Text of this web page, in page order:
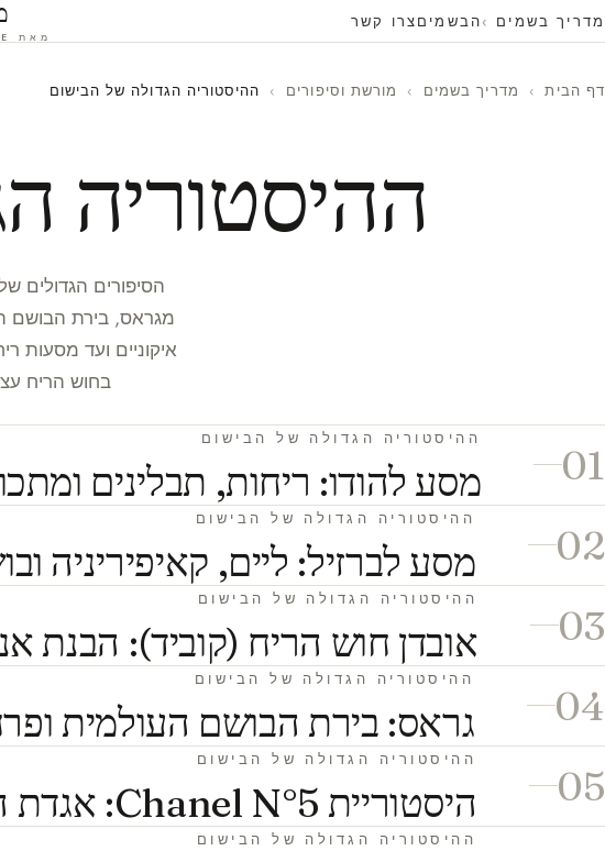
מדריך בשמים הבשמיםצרו קשר
מאת SYLVAINE DELACOURTE
דף הבית › מדריך בשמים › מורשת וסיפורים › ההיסטוריה הגדולה של הבישום
ההיסטוריה
הסיפורים הגדולים
מגראס, בירת הבושם
איקוניים ועד מסעות
בחוש הריח
01
ההיסטוריה הגדולה של הבישום
מסע להודו: ריחות, תבלינים
02
ההיסטוריה הגדולה של הבישום
מסע לברזיל: ליים, קאיפיריניה
03
ההיסטוריה הגדולה של הבישום
אובדן חוש הריח (קוביד): הבנת
04
ההיסטוריה הגדולה של הבישום
גראס: בירת הבושם העולמית
05
ההיסטוריה הגדולה של הבישום
היסטוריית Chanel N°5: אגדת הבושם הסגולי
ההיסטוריה הגדולה של הבישום